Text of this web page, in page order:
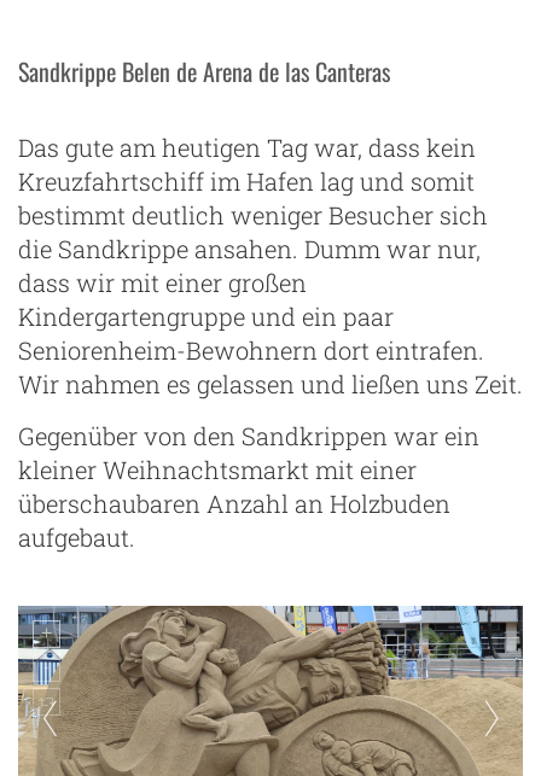
Sandkrippe Belen de Arena de las Canteras
Das gute am heutigen Tag war, dass kein
Kreuzfahrtschiff im Hafen lag und somit
bestimmt deutlich weniger Besucher sich
die Sandkrippe ansahen. Dumm war nur,
dass wir mit einer großen
Kindergartengruppe und ein paar
Seniorenheim-Bewohnern dort eintrafen.
Wir nahmen es gelassen und ließen uns Zeit.
Gegenüber von den Sandkrippen war ein
kleiner Weihnachtsmarkt mit einer
überschaubaren Anzahl an Holzbuden
aufgebaut.